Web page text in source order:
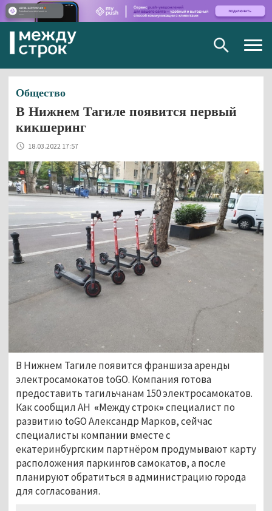
Общество
В Нижнем Тагиле появится первый
кикшеринг
18.03.2022 17:57
В Нижнем Тагиле появится франшиза аренды
электросамокатов toGO. Компания готова
предоставить тагильчанам 150 электросамокатов.
Как сообщил АН «Между строк»специалист по
развитию toGO Александр Марков, сейчас
специалисты компании вместе с
екатеринбургским партнёром продумывают карту
расположения паркингов самокатов, а после
планируют обратиться в администрацию города
для согласования.